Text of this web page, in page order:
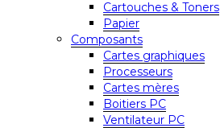
Cartouches & Toners
Papier
Composants
Cartes graphiques
Processeurs
Cartes mères
Boitiers PC
Ventilateur PC